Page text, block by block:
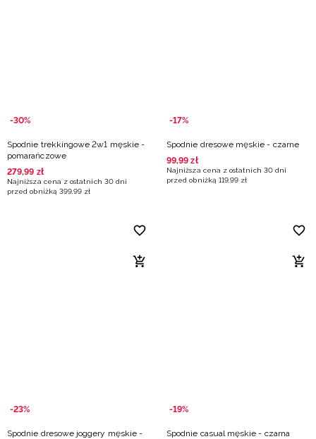
-30%
Spodnie trekkingowe 2w1 męskie -
pomarańczowe
279,99 zł
Najniższa cena z ostatnich 30 dni
przed obniżką 399,99 zł
-17%
Spodnie dresowe męskie - czarne
99,99 zł
Najniższa cena z ostatnich 30 dni
przed obniżką 119,99 zł
-23%
Spodnie dresowe joggery męskie -
-19%
Spodnie casual męskie - czarna